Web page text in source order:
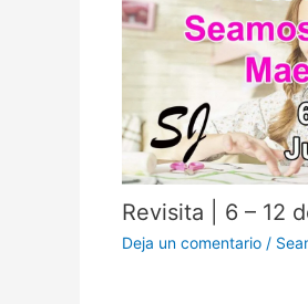
Revisita | 6 – 12
Deja un comentario /